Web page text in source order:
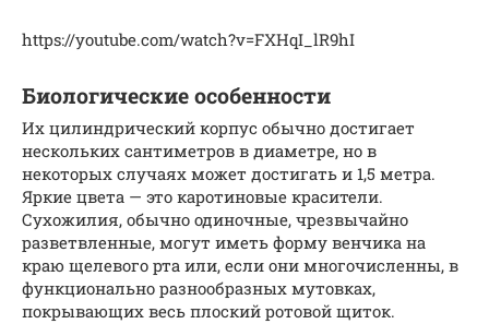
https://youtube.com/watch?v=FXHqI_lR9hI
Биологические особенности
Их цилиндрический корпус обычно достигает
нескольких сантиметров в диаметре, но в
некоторых случаях может достигать и 1,5 метра.
Яркие цвета — это каротиновые красители.
Сухожилия, обычно одиночные, чрезвычайно
разветвленные, могут иметь форму венчика на
краю щелевого рта или, если они многочисленны, в
функционально разнообразных мутовках,
покрывающих весь плоский ротовой щиток.